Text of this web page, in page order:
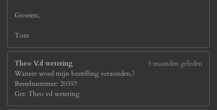
Groeten,
Tom
Theo V.d wetering
5 maanden geleden
Waneer word mijn bestelling verzonden,?
Bestelnummer: 20357
Grt: Theo vd wetering